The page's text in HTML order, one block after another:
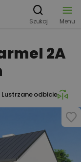
Szukaj Menu
2A
Lustrzane odbicie